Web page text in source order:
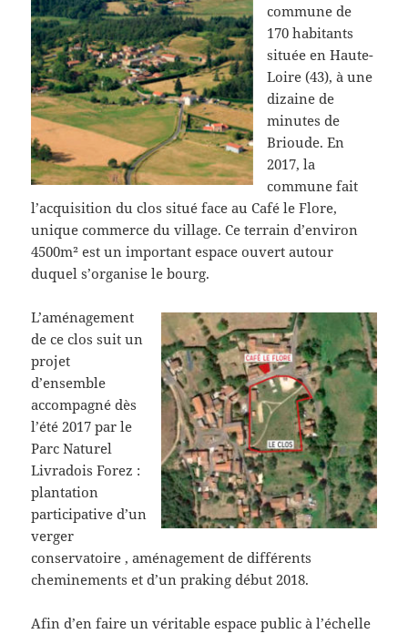
commune de
170 habitants
située en Haute-
Loire (43), à une
dizaine de
minutes de
Brioude. En
2017, la
commune fait
l’acquisition du clos situé face au Café le Flore,
unique commerce du village. Ce terrain d’environ
4500m² est un important espace ouvert autour
duquel s’organise le bourg.
L’aménagement
de ce clos suit un
projet
d’ensemble
accompagné dès
l’été 2017 par le
Parc Naturel
Livradois Forez :
plantation
participative d’un
verger
conservatoire , aménagement de différents
cheminements et d’un praking début 2018.
Afin d’en faire un véritable espace public à l’échelle